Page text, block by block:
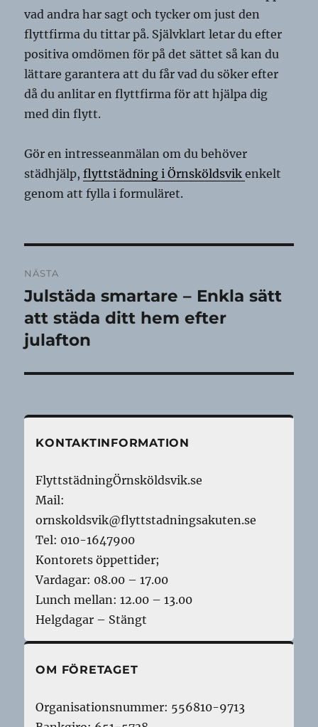
vad andra har sagt och tycker om just den
flyttfirma du tittar på. Självklart letar du efter
positiva omdömen för på det sättet så kan du
lättare garantera att du får vad du söker efter
då du anlitar en flyttfirma för att hjälpa dig
med din flytt.
Gör en intresseanmälan om du behöver
städhjälp,flyttstädning i Örnsköldsvikenkelt
genom att fylla i formuläret.
NÄSTA
Nästa
inlägg:
Julstäda smartare – Enkla sätt
att städa ditt hem efter
julafton
KONTAKTINFORMATION
FlyttstädningÖrnsköldsvik.se
Mail:
ornskoldsvik@flyttstadningsakuten.se
Tel: 010-1647900
Kontorets öppettider;
Vardagar: 08.00 – 17.00
Lunch mellan: 12.00 – 13.00
Helgdagar – Stängt
OM FÖRETAGET
Organisationsnummer: 556810-9713